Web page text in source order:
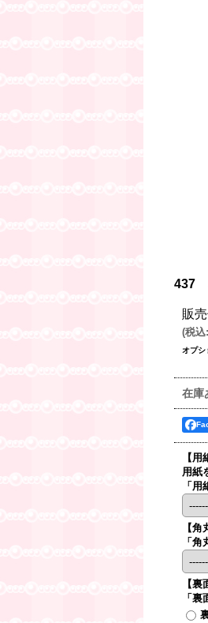
437
販
(税込:
オプシ
在庫
【
用紙
「
【
「
【
「